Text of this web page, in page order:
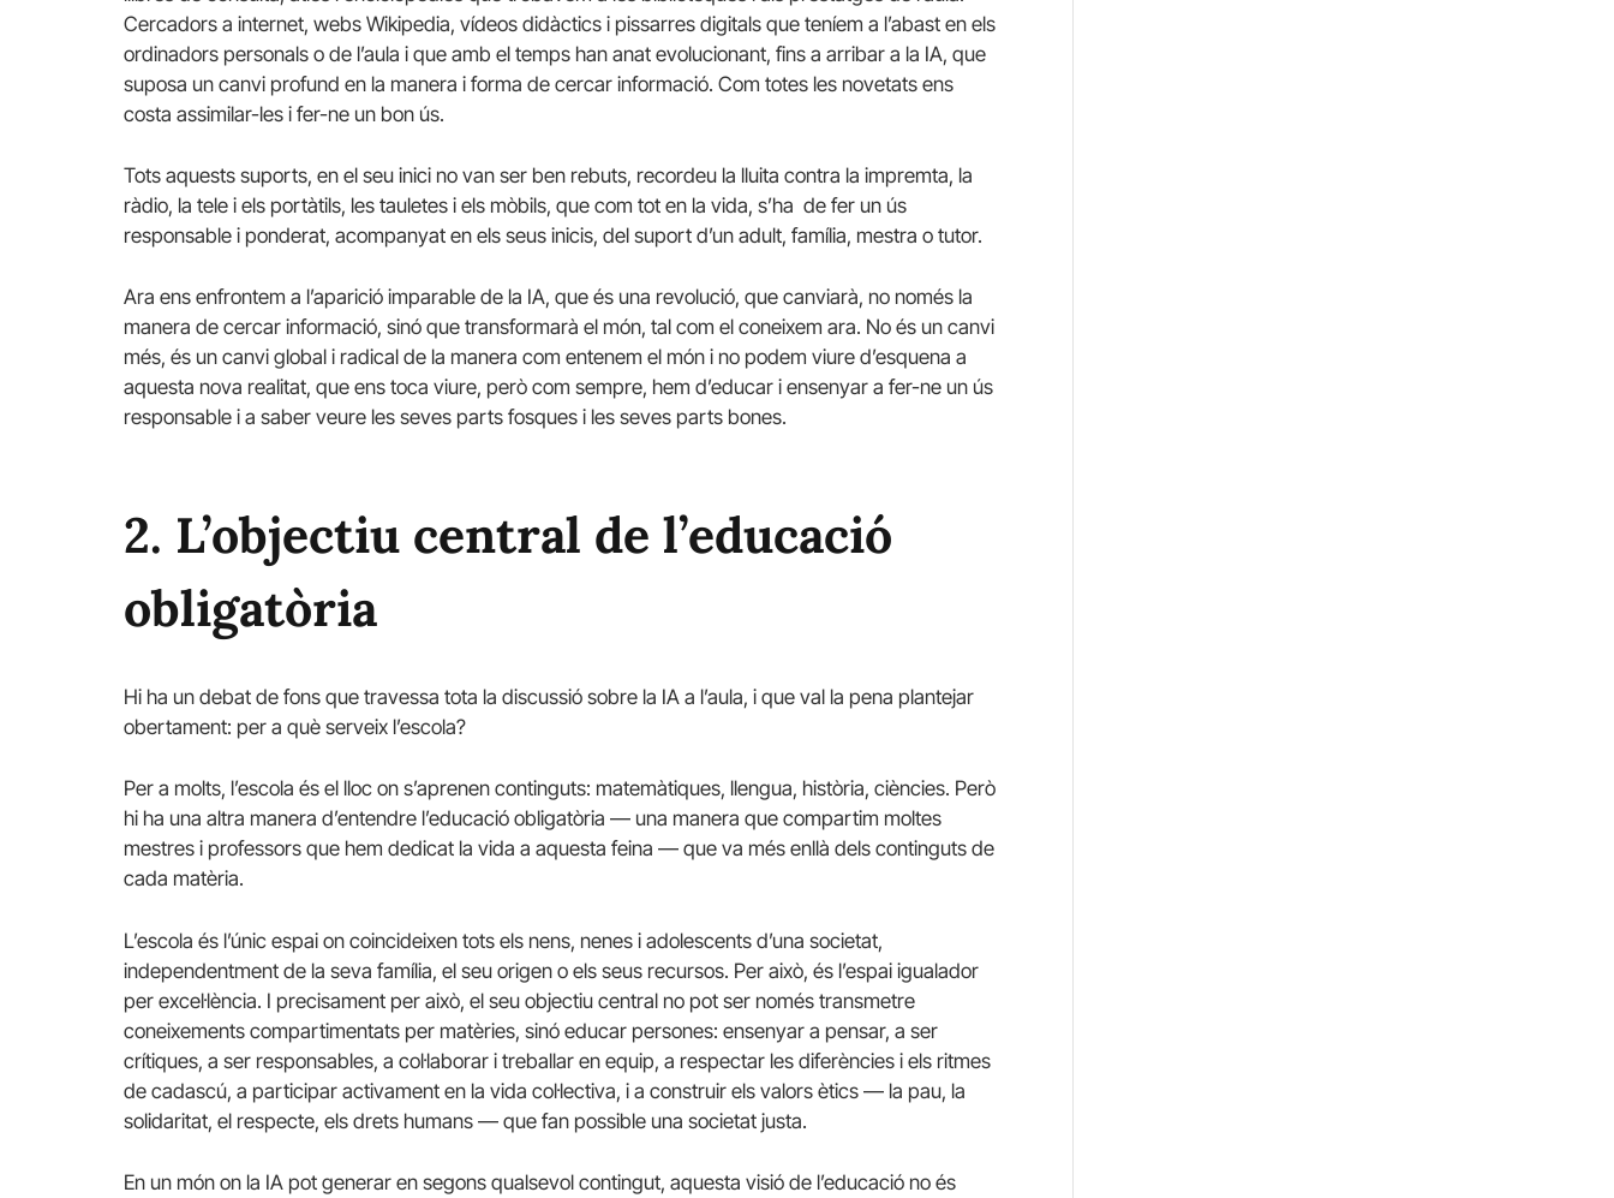
Cercadors a internet, webs Wikipedia, vídeos didàctics i pissarres digitals que teníem a l’abast en els
ordinadors personals o de l’aula i que amb el temps han anat evolucionant, fins a arribar a la IA, que
suposa un canvi profund en la manera i forma de cercar informació. Com totes les novetats ens
costa assimilar-les i fer-ne un bon ús.
Tots aquests suports, en el seu inici no van ser ben rebuts, recordeu la lluita contra la impremta, la
ràdio, la tele i els portàtils, les tauletes i els mòbils, que com tot en la vida, s’ha de fer un ús
responsable i ponderat, acompanyat en els seus inicis, del suport d’un adult, família, mestra o tutor.
Ara ens enfrontem a l’aparició imparable de la IA, que és una revolució, que canviarà, no només la
manera de cercar informació, sinó que transformarà el món, tal com el coneixem ara. No és un canvi
més, és un canvi global i radical de la manera com entenem el món i no podem viure d’esquena a
aquesta nova realitat, que ens toca viure, però com sempre, hem d’educar i ensenyar a fer-ne un ús
responsable i a saber veure les seves parts fosques i les seves parts bones.
2. L’objectiu central de l’educació
obligatòria
Hi ha un debat de fons que travessa tota la discussió sobre la IA a l’aula, i que val la pena plantejar
obertament: per a què serveix l’escola?
Per a molts, l’escola és el lloc on s’aprenen continguts: matemàtiques, llengua, història, ciències. Però
hi ha una altra manera d’entendre l’educació obligatòria — una manera que compartim moltes
mestres i professors que hem dedicat la vida a aquesta feina — que va més enllà dels continguts de
cada matèria.
L’escola és l’únic espai on coincideixen tots els nens, nenes i adolescents d’una societat,
independentment de la seva família, el seu origen o els seus recursos. Per això, és l’espai igualador
per excel·lència. I precisament per això, el seu objectiu central no pot ser només transmetre
coneixements compartimentats per matèries, sinó educar persones: ensenyar a pensar, a ser
crítiques, a ser responsables, a col·laborar i treballar en equip, a respectar les diferències i els ritmes
de cadascú, a participar activament en la vida col·lectiva, i a construir els valors ètics — la pau, la
solidaritat, el respecte, els drets humans — que fan possible una societat justa.
En un món on la IA pot generar en segons qualsevol contingut, aquesta visió de l’educació no és